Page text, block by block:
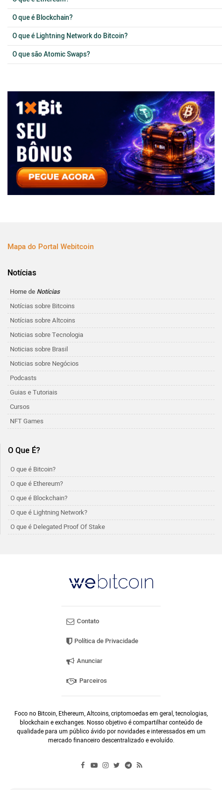
O que é Blockchain?
O que é Lightning Network do Bitcoin?
O que são Atomic Swaps?
Mapa do Portal Webitcoin
Notícias
Home de Notícias
Notícias sobre Bitcoins
Notícias sobre Altcoins
Noticias sobre Tecnologia
Noticias sobre Brasil
Noticias sobre Negócios
Podcasts
Guias e Tutoriais
Cursos
NFT Games
O Que É?
O que é Bitcoin?
O que é Ethereum?
O que é Blockchain?
O que é Lightning Network?
O que é Delegated Proof Of Stake
Contato
Política de Privacidade
Anunciar
Parceiros
Foco no Bitcoin, Ethereum, Altcoins, criptomoedas em geral, tecnologias,
blockchain e exchanges. Nosso objetivo é compartilhar conteúdo de
qualidade para um público ávido por novidades e interessados em um
mercado financeiro descentralizado e evoluído.